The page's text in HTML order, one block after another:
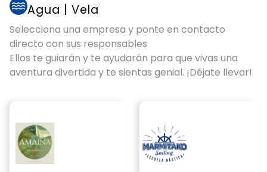
Agua Vela
Selecciona una empresa y ponte en contacto
directo con sus responsables
Ellos te guiarán y te ayudarán para que vivas una
aventura divertida y te sientas genial. ¡Déjate llevar!